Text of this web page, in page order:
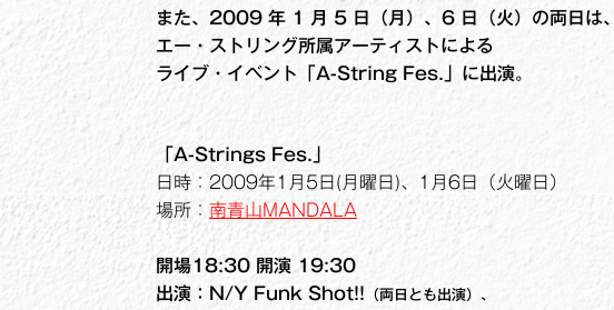
また、2009 年 1 月 5 日（月）、6 日（火）の両日は、
エー・ストリング所属アーティストによる
ライブ・イベント「A-String Fes.」に出演。
「A-Strings Fes.」
日時：2009年1月5日(月曜日)、1月6日（火曜日）
場所：南青山MANDALA
開場18:30 開演 19:30
出演：N/Y Funk Shot!! （両日とも出演）、